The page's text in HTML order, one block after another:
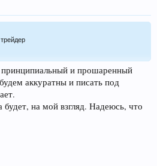
принципиальный и прошаренный
аккуратны и писать под
будет, на мой взгляд. Надеюсь, что